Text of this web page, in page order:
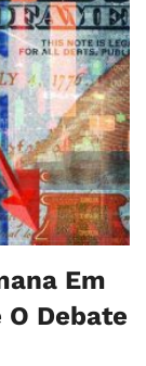
Em
O Debate